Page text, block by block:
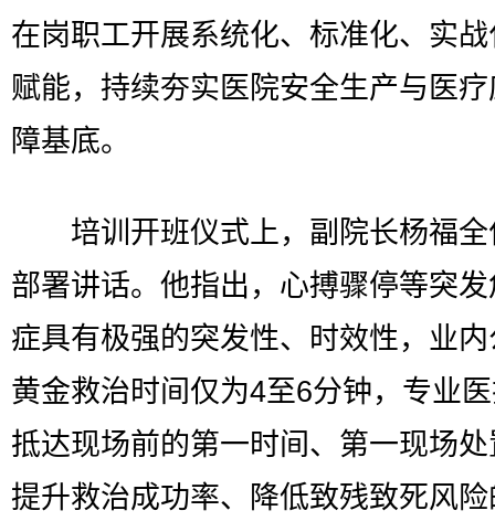
在岗职工开展系统化、标准化、实
赋能，持续夯实医院安全生产与医
障基底。
培训开班仪式上，副院长杨福全
部署讲话。他指出，心搏骤停等突
症具有极强的突发性、时效性，业
黄金救治时间仅为4至6分钟，专业
抵达现场前的第一时间、第一现场
提升救治成功率、降低致残致死风